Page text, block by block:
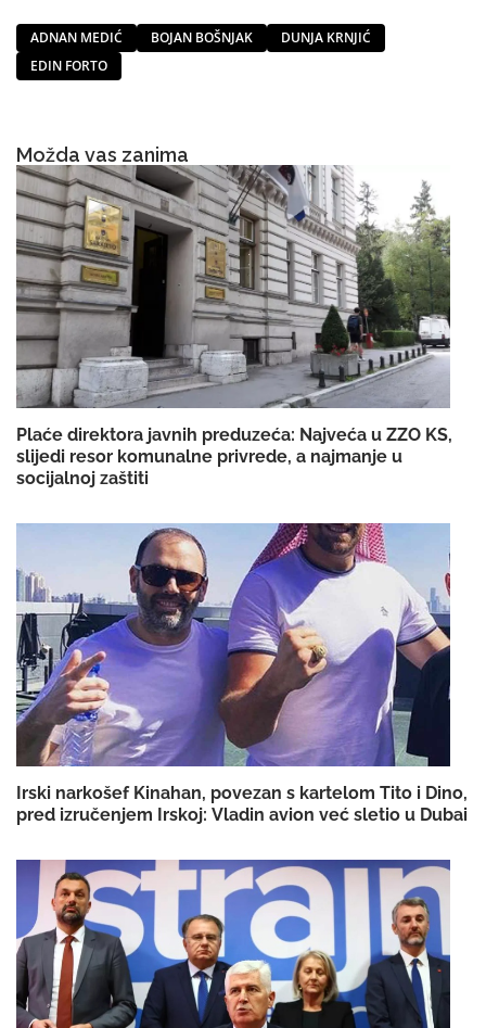
ADNAN MEDIĆ BOJAN BOŠNJAK
DUNJA KRNJIĆ
EDIN FORTO
Možda vas zanima
Plaće direktora javnih preduzeća: Najveća u ZZO KS,
slijedi resor komunalne privrede, a najmanje u
socijalnoj zaštiti
Irski narkošef Kinahan, povezan s kartelom Tito i Dino,
pred izručenjem Irskoj: Vladin avion već sletio u Dubai